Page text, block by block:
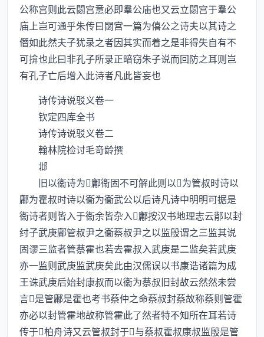
公称宫则此云閟宫意必即羣公庙也又云立閟宫于羣公
庙上岂可通乎朱传曰閟宫一篇为僖公之诗夫以其诗之
僭如此然夫子犹录之者因其实而着之是非得失自有不
可揜也此曰非孔子所录正暗窃朱子说而回防之耳则岂
有孔子亡后增入此诗者凡此皆妄也
诗传诗说驳义卷一
钦定四库全书
诗传诗说驳义卷二
翰林院检讨毛竒龄撰
邶
旧以衞诗为鄘衞固不可解此则以为管叔时诗以
鄘为霍叔时诗以衞为衞武公以后诗凡诗中明明可据是
衞诗者则皆入于衞余皆杂入鄘按汉书地理志云鄁以封
纣子武庚鄘管叔尹之衞蔡叔尹之以监殷谓之三监其说
固谬三监者管蔡霍也若去霍叔入武庚是二监矣若武庚
亦一监则武庚监武庚矣此由汉儒误以书康诰诸篇为成
王诛武庚后始封康叔而以衞为蔡叔旧封故云然然未尝
言是管鄘是霍也考书蔡仲之命蔡叔封蔡故称蔡则管霍
亦必以封管霍地故称管霍此了然者特不知所在耳若诗
传于柏舟诗又云管叔封于与蔡叔霍叔康叔监殷是管